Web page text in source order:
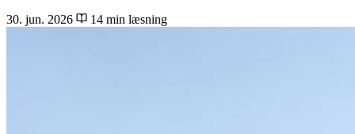
30. jun. 2026
14 min læsning